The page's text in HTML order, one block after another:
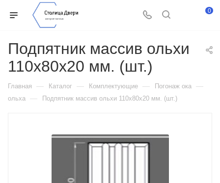
0
Подпятник массив ольхи
110х80х20 мм. (шт.)
Главная — Каталог — Комплектующие — Погонаж ока —
ольха — Подпятник массив ольхи 110х80х20 мм. (шт.)